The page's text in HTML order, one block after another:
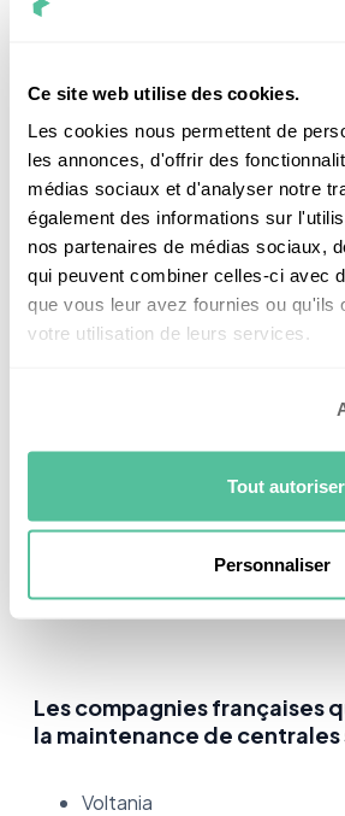
Ce site web utilise des cookies.
Les cookies nous permettent de
les annonces, d'offrir des
médias sociaux et d'analyser notre
également des informations sur
nos partenaires de médias sociaux,
qui peuvent combiner celles-ci avec
que vous leur avez fournies ou qu'ils
votre utilisation de leurs services.
Tout autoriser
Personnaliser
Vers qui se
effectuer la
sa centrale solaire
Vous l’aurez compris, mieux vaut
Si vous souhaitez des conseils
iciet nous
informé(e) possible, voici 5
proposent ce service.
Les compagnies françaises
la maintenance de centrales
Voltania